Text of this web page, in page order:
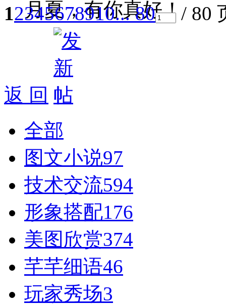
月夏，有你真好！
12345678910... 80 / 80
返 回
全部
图文小说97
技术交流594
形象搭配176
美图欣赏374
芊芊细语46
玩家秀场3